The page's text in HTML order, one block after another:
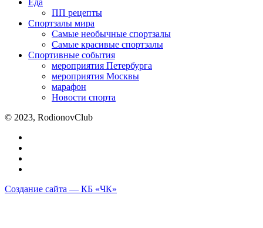
Еда
ПП рецепты
Спортзалы мира
Самые необычные спортзалы
Самые красивые спортзалы
Спортивные события
мероприятия Петербурга
мероприятия Москвы
марафон
Новости спорта
© 2023, RodionovClub
Создание сайта — КБ «ЧК»